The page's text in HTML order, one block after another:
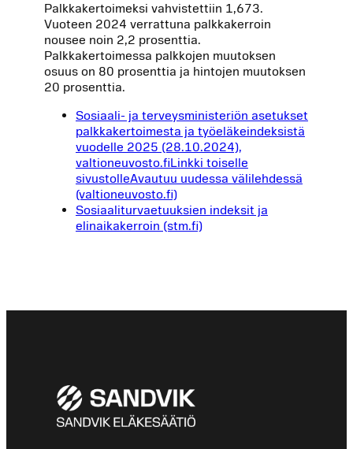
Palkkakertoimeksi vahvistettiin 1,673.
Vuoteen 2024 verrattuna palkkakerroin
nousee noin 2,2 prosenttia.
Palkkakertoimessa palkkojen muutoksen
osuus on 80 prosenttia ja hintojen muutoksen
20 prosenttia.
Sosiaali- ja terveysministeriön asetukset
palkkakertoimesta ja työeläkeindeksistä
vuodelle 2025 (28.10.2024),
valtioneuvosto.fiLinkki toiselle
sivustolleAvautuu uudessa välilehdessä
(valtioneuvosto.fi)
Sosiaaliturvaetuuksien indeksit ja
elinaikakerroin (stm.fi)